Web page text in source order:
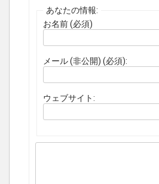
あなたの情報:
お名前 (必須)
メール (非公開) (必須):
ウェブサイト: